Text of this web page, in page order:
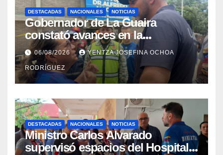
DESTACADAS NACIONALES NOTICIAS
Gobernador de La Guaira
constató avances en la
rehabilitación del Hospitalito de
Catia la Mar
06/08/2026 YENTZA JOSEFINA OCHOA
RODRÍGUEZ
DESTACADAS NACIONALES NOTICIAS
Ministro Carlos Alvarado
supervisó espacios del Hospital